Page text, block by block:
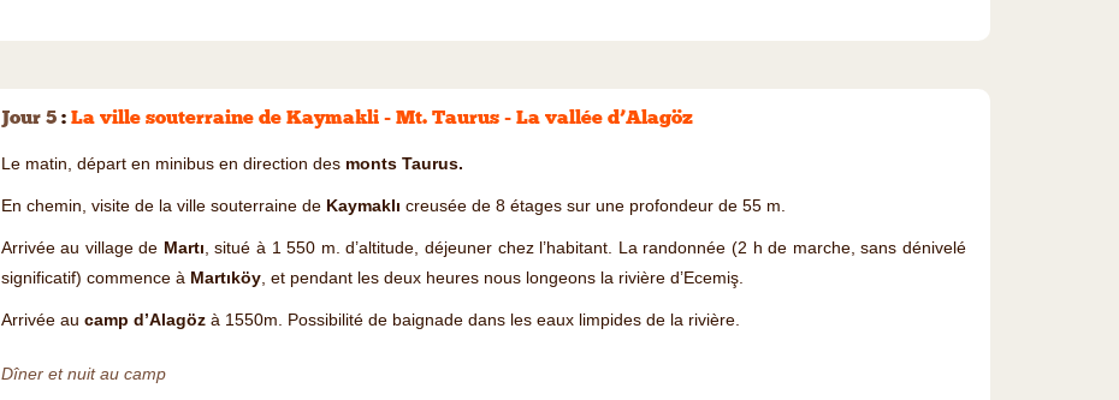
Jour 5: La ville souterraine de Kaymakli - Mt. Taurus - La vallée d’Alagöz
Le matin, départ en minibus en direction des monts Taurus.
En chemin, visite de la ville souterraine de Kaymaklı creusée de 8 étages sur une profondeur de 55 m.
Arrivée au village de Martı, situé à 1 550 m. d’altitude, déjeuner chez l’habitant. La randonnée (2 h de marche, sans dénivelé
significatif) commence à Martıköy, et pendant les deux heures nous longeons la rivière d’Ecemiş.
Arrivée au camp d’Alagözà 1550m. Possibilité de baignade dans les eaux limpides de la rivière.
Dîner et nuit au camp